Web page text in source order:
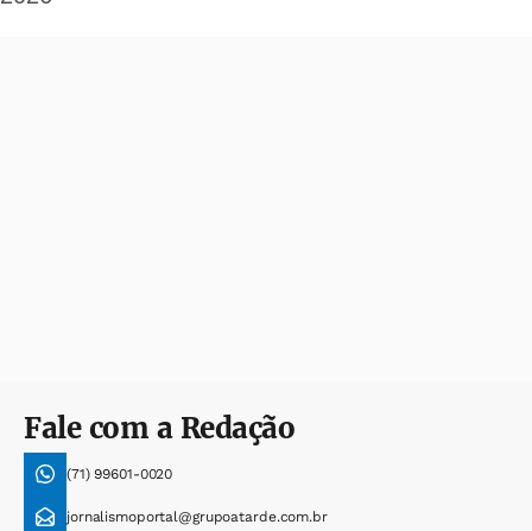
Fale com a Redação
(71) 99601-0020
jornalismoportal@grupoatarde.com.br